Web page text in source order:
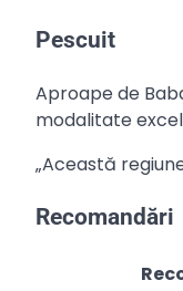
Pescuit
Aproape de
modalitate
„Această
Recomandări